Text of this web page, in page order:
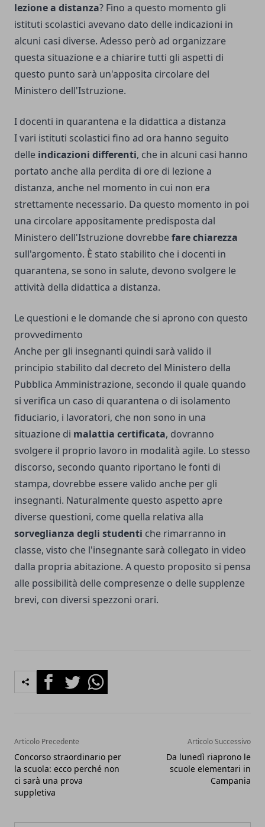
lezione a distanza? Fino a questo momento gli
istituti scolastici avevano dato delle indicazioni in
alcuni casi diverse. Adesso però ad organizzare
questa situazione e a chiarire tutti gli aspetti di
questo punto sarà un'apposita circolare del
Ministero dell'Istruzione.
I docenti in quarantena e la didattica a distanza
I vari istituti scolastici fino ad ora hanno seguito
delle indicazioni differenti, che in alcuni casi hanno
portato anche alla perdita di ore di lezione a
distanza, anche nel momento in cui non era
strettamente necessario. Da questo momento in poi
una circolare appositamente predisposta dal
Ministero dell'Istruzione dovrebbefare chiarezza
sull'argomento. È stato stabilito che i docenti in
quarantena, se sono in salute, devono svolgere le
attività della didattica a distanza.
Le questioni e le domande che si aprono con questo
provvedimento
Anche per gli insegnanti quindi sarà valido il
principio stabilito dal decreto del Ministero della
Pubblica Amministrazione, secondo il quale quando
si verifica un caso di quarantena o di isolamento
fiduciario, i lavoratori, che non sono in una
situazione di malattia certificata, dovranno
svolgere il proprio lavoro in modalità agile. Lo stesso
discorso, secondo quanto riportano le fonti di
stampa, dovrebbe essere valido anche per gli
insegnanti. Naturalmente questo aspetto apre
diverse questioni, come quella relativa alla
sorveglianza degli studenti che rimarranno in
classe, visto che l'insegnante sarà collegato in video
dalla propria abitazione. A questo proposito si pensa
alle possibilità delle compresenze o delle supplenze
brevi, con diversi spezzoni orari.
FacebookTwitterWhatsapp
Articolo Precedente
Concorso straordinario per
la scuola: ecco perché non
ci sarà una prova
suppletiva
Articolo Successivo
Da lunedì riaprono le
scuole elementari in
Campania